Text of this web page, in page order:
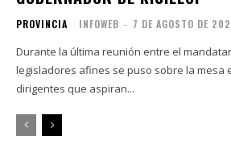
PROVINCIA INFOWEB - 7 DE AGOSTO DE
Durante la última reunión entre el
legisladores afines se puso sobre la mesa
dirigentes que aspiran...